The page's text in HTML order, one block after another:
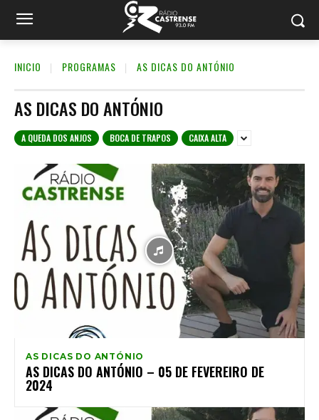
INICIO PROGRAMAS AS DICAS DO ANTÓNIO
AS DICAS DO ANTÓNIO
A QUEDA DOS ANJOS BOCA DE TRAPOS CAIXA ALTA
AS DICAS DO ANTÓNIO
AS DICAS DO ANTÓNIO – 05 DE FEVEREIRO DE
2024